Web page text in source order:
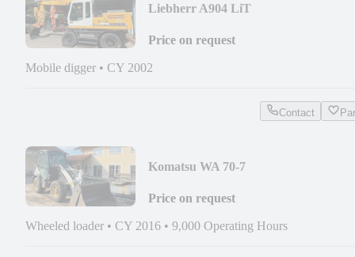
Liebherr A904 LiT
Price on request
Mobile digger • CY 2002
Contact
Komatsu WA 70-7
Price on request
Wheeled loader • CY 2016 • 9,000 Operating Hours